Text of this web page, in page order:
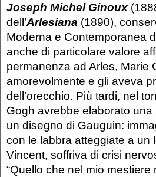
Joseph Michel Ginoux
dell’Arlesiana (1890),
Moderna e Contemporanea
anche di particolare valore
permanenza ad Arles, Marie
amorevolmente e gli aveva
dell’orecchio. Più tardi, nel
Gogh avrebbe elaborato
un disegno di Gauguin:
con le labbra atteggiate a un
Vincent, soffriva di crisi
“Quello che nel mio